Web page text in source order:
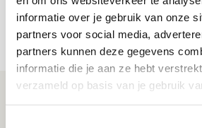
informatie over je gebruik van onze
partners voor social media,
partners kunnen deze gegevens
informatie die je aan ze hebt
verzameld op basis van je gebruik
Net binnen //
Is dit de laatste